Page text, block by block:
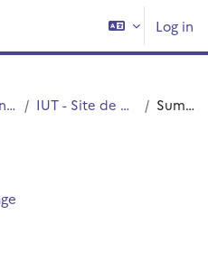
Log in
Institut Universitaire de Technologie (IUT) IUT - Site de Roubaix Summary